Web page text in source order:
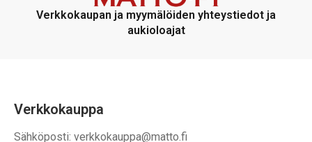
voidaan
voidaan
valita
tuotteen
Verkkokaupan ja myymälöiden yhteystiedot ja
aukioloajat
Verkkokauppa
Sähköposti: verkkokauppa@matto.fi